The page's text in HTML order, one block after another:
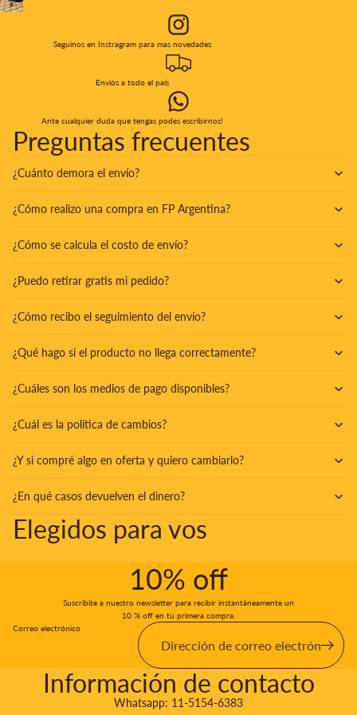
completa
a
Seguinos en Instragram para mas novedades
Enviós a todo el país
Ante cualquier duda que tengas podes escribirnos!
Preguntas frecuentes
¿Cuánto demora el envío?
¿Cómo realizo una compra en FP Argentina?
¿Cómo se calcula el costo de envío?
¿Puedo retirar gratis mi pedido?
¿Cómo recibo el seguimiento del envío?
¿Qué hago si el producto no llega correctamente?
¿Cuáles son los medios de pago disponibles?
¿Cuál es la política de cambios?
¿Y si compré algo en oferta y quiero cambiarlo?
¿En qué casos devuelven el dinero?
Elegidos para vos
10% off
Suscribite a nuestro newsletter para recibir instantáneamente un
10 % off en tu primera compra.
Correo electrónico
Información de contacto
Whatsapp: 11-5154-6383